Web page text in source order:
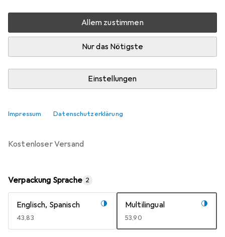
Allem zustimmen
Nur das Nötigste
Einstellungen
Impressum Datenschutzerklärung
Zwischen Mi, 19.8. und Fr, 21.8. geliefert
Mehr als 10 Stück an Lager beim Lieferanten
Benachrichtigen, wenn schneller verfügbar
In den Warenkorb
Vergleichen
kostenloser Versand
Verpackung Sprache 2
Englisch, Spanisch
EUR
43,83
Multilingual
EUR
53,90